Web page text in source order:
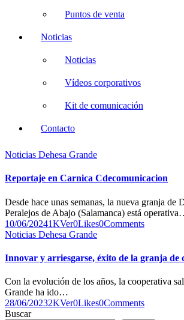
Puntos de venta
Noticias
Noticias
Vídeos corporativos
Kit de comunicación
Contacto
Noticias Dehesa Grande
Reportaje en Carnica Cdecomunicacion
Desde hace unas semanas, la nueva granja de
Peralejos de Abajo (Salamanca) está
10/06/20241KVer0Likes0Comments
Noticias Dehesa Grande
Innovar y arriesgarse, éxito de la granja de
Con la evolución de los años, la cooperativa
Grande ha ido…
28/06/20232KVer0Likes0Comments
Buscar